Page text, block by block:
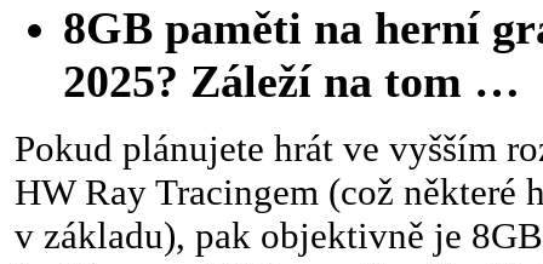
8GB paměti na herní
2025? Záleží na tom …
Pokud plánujete hrát ve vyšším
HW Ray Tracingem (což některé
v základu), pak objektivně je